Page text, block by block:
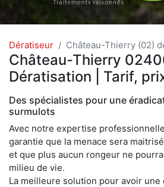
Dératiseur Château-Thierry (02)
Château-Thierry
Dératisation | Tarif,
Des spécialistes pour une
surmulots
Avec notre expertise
garantie que la menace sera
et que plus aucun rongeur ne
milieu de vie.
La meilleure solution pour avoir une